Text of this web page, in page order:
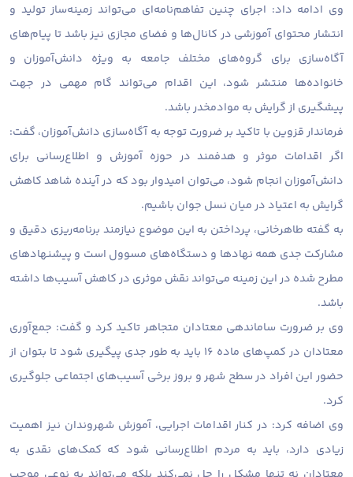
وی ادامه داد: اجرای چنین تفاهم‌نامه‌ای می‌تواند زمینه‌ساز تولید و
انتشار محتوای آموزشی در کانال‌ها و فضای مجازی نیز باشد تا پیام‌های
آگاه‌سازی برای گروه‌های مختلف جامعه به ویژه دانش‌آموزان و
خانواده‌ها منتشر شود، این اقدام می‌تواند گام مهمی در جهت
پیشگیری از گرایش به موادمخدر باشد.
فرماندار قزوین با تاکید بر ضرورت توجه به آگاه‌سازی دانش‌آموزان، گفت:
اگر اقدامات موثر و هدفمند در حوزه آموزش و اطلاع‌رسانی برای
دانش‌آموزان انجام شود، می‌توان امیدوار بود که در آینده شاهد کاهش
گرایش به اعتیاد در میان نسل جوان باشیم.
به گفته طاهرخانی، پرداختن به این موضوع نیازمند برنامه‌ریزی دقیق و
مشارکت جدی همه نهادها و دستگاه‌های مسوول است و پیشنهادهای
مطرح‌ شده در این زمینه می‌تواند نقش موثری در کاهش آسیب‌ها داشته
باشد.
وی بر ضرورت ساماندهی معتادان متجاهر تاکید کرد و گفت: جمع‌آوری
معتادان در کمپ‌های ماده ۱۶ باید به طور جدی پیگیری شود تا بتوان از
حضور این افراد در سطح شهر و بروز برخی آسیب‌های اجتماعی جلوگیری
کرد.
وی اضافه کرد: در کنار اقدامات اجرایی، آموزش شهروندان نیز اهمیت
زیادی دارد، باید به مردم اطلاع‌رسانی شود که کمک‌های نقدی به